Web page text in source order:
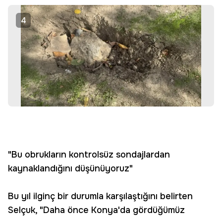
4
"Bu obrukların kontrolsüz sondajlardan
kaynaklandığını düşünüyoruz"
Bu yıl ilginç bir durumla karşılaştığını belirten
Selçuk, "Daha önce Konya'da gördüğümüz